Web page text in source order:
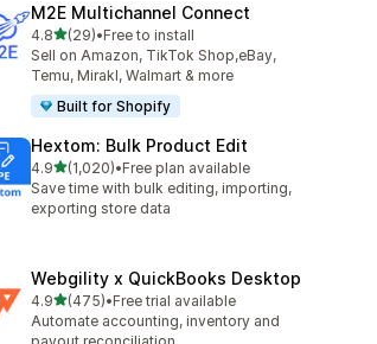
M2E Multichannel Connect
4.8เต็ม 5 ดาว
(29)
ทั้งหมด 29 รีวิว
•Free to install
Sell on Amazon, TikTok Shop,eBay,
Temu, Mirakl, Walmart & more
Built for Shopify
Hextom: Bulk Product Edit
4.9เต็ม 5 ดาว
(1,020)
ทั้งหมด 1020 รีวิว
•Free plan available
Save time with bulk editing, importing,
exporting store data
Webgility x QuickBooks Desktop
4.9เต็ม 5 ดาว
(475)
ทั้งหมด 475 รีวิว
•Free trial available
Automate accounting, inventory and